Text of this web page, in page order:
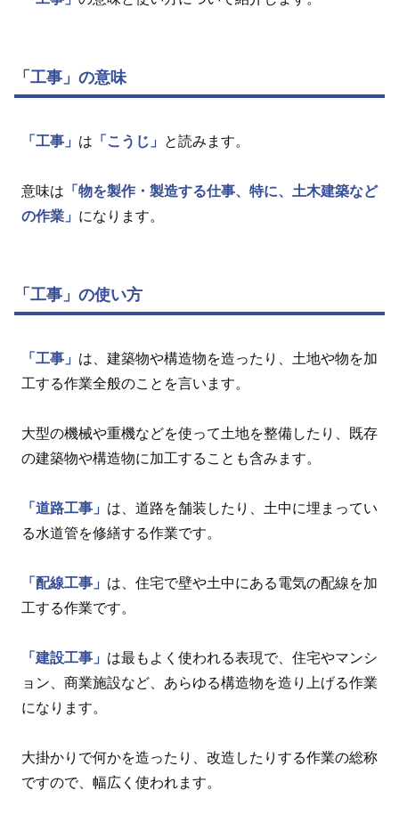
「工事」の意味
「工事」 は 「こうじ」 と読みます。
意味は 「物を製作・製造する仕事、特に、土木建築など
の作業」 になります。
「工事」の使い方
「工事」 は、建築物や構造物を造ったり、土地や物を加
工する作業全般のことを言います。
大型の機械や重機などを使って土地を整備したり、既存
の建築物や構造物に加工することも含みます。
「道路工事」 は、道路を舗装したり、土中に埋まってい
る水道管を修繕する作業です。
「配線工事」 は、住宅で壁や土中にある電気の配線を加
工する作業です。
「建設工事」 は最もよく使われる表現で、住宅やマンシ
ョン、商業施設など、あらゆる構造物を造り上げる作業
になります。
大掛かりで何かを造ったり、改造したりする作業の総称
ですので、幅広く使われます。